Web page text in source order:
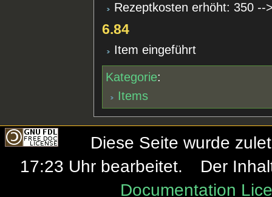
Rezeptkosten erhöht: 350
6.84
Item eingeführt
Kategorie:
Items
Diese Seite wurde
17:23 Uhr bearbeitet.
Der
Documentation